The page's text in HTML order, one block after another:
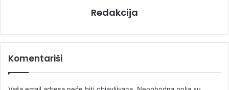
Redakcija
Komentariši